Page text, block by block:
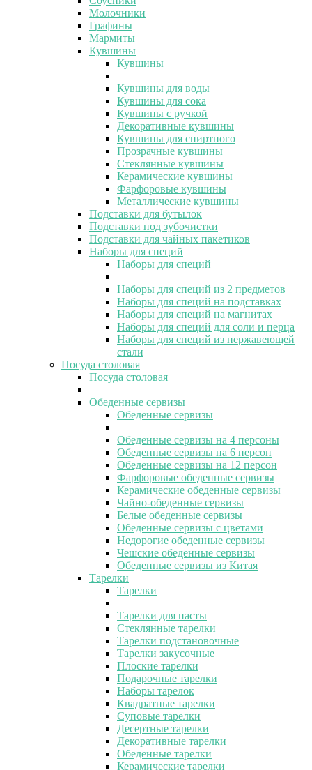
Молочники
Графины
Мармиты
Кувшины
Кувшины
Кувшины для воды
Кувшины для сока
Кувшины с ручкой
Декоративные кувшины
Кувшины для спиртного
Прозрачные кувшины
Стеклянные кувшины
Керамические кувшины
Фарфоровые кувшины
Металлические кувшины
Подставки для бутылок
Подставки под зубочистки
Подставки для чайных пакетиков
Наборы для специй
Наборы для специй
Наборы для специй из 2 предметов
Наборы для специй на подставках
Наборы для специй на магнитах
Наборы для специй для соли и перца
Наборы для специй из нержавеющей
стали
Посуда столовая
Посуда столовая
Обеденные сервизы
Обеденные сервизы
Обеденные сервизы на 4 персоны
Обеденные сервизы на 6 персон
Обеденные сервизы на 12 персон
Фарфоровые обеденные сервизы
Керамические обеденные сервизы
Чайно-обеденные сервизы
Белые обеденные сервизы
Обеденные сервизы с цветами
Недорогие обеденные сервизы
Чешские обеденные сервизы
Обеденные сервизы из Китая
Тарелки
Тарелки
Тарелки для пасты
Стеклянные тарелки
Тарелки подстановочные
Тарелки закусочные
Плоские тарелки
Подарочные тарелки
Наборы тарелок
Квадратные тарелки
Суповые тарелки
Десертные тарелки
Декоративные тарелки
Обеденные тарелки
Керамические тарелки